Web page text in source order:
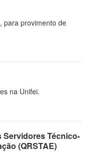
para provimento de
na Unifei.
Servidores Técnico-
(QRSTAE)